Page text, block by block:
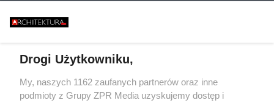
Drogi Użytkowniku,
My, naszych 1162 zaufanych partnerów oraz inne
podmioty z Grupy ZPR Media uzyskujemy dostęp i